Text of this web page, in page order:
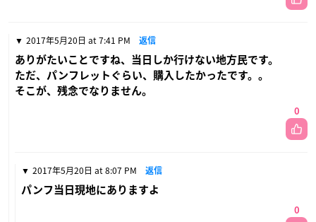
2017年5月20日 at 7:41 PM 返信
ありがたいことですね、当日しか行けない地方民です。
ただ、パンフレットぐらい、購入したかったです。。
そこが、残念でなりません。
0
2017年5月20日 at 8:07 PM 返信
パンフ当日現地にありますよ
0